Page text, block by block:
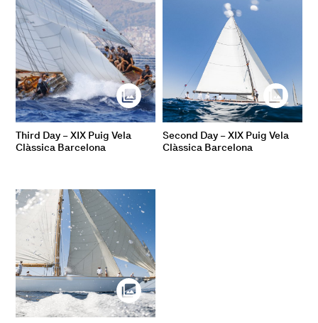
Third Day – XIX Puig Vela
Clàssica Barcelona
Second Day – XIX Puig Vela
Clàssica Barcelona